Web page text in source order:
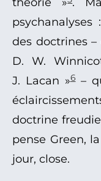
théorie » .
des doctrines –
D. W.
J. Lacan »6–
doctrine
pense Green,
jour, close.